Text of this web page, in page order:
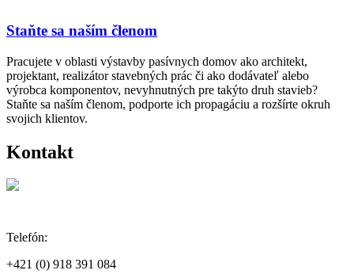
Staňte sa naším členom
Pracujete v oblasti výstavby pasívnych domov ako architekt,
projektant, realizátor stavebných prác či ako dodávateľ alebo
výrobca komponentov, nevyhnutných pre takýto druh stavieb?
Staňte sa naším členom, podporte ich propagáciu a rozšírte okruh
svojich klientov.
Kontakt
Telefón:
+421 (0) 918 391 084